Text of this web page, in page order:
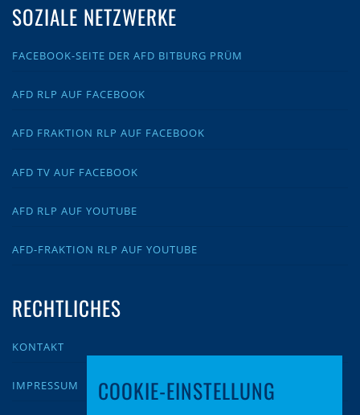
SOZIALE NETZWERKE
FACEBOOK-SEITE DER AFD BITBURG PRÜM
AFD RLP AUF FACEBOOK
AFD FRAKTION RLP AUF FACEBOOK
AFD TV AUF FACEBOOK
AFD RLP AUF YOUTUBE
AFD-FRAKTION RLP AUF YOUTUBE
RECHTLICHES
KONTAKT
IMPRESSUM COOKIE-EINSTELLUNG